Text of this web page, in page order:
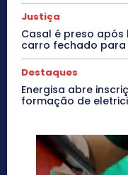
Justiça
Casal é preso
carro fechado para
Destaques
Energisa abre
formação de